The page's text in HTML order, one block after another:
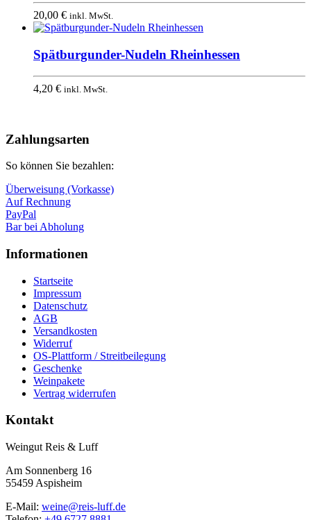
20,00 € inkl. MwSt.
Spätburgunder-Nudeln Rheinhessen
4,20 € inkl. MwSt.
oben
Zahlungsarten
So können Sie bezahlen:
Überweisung (Vorkasse)
Auf Rechnung
PayPal
Bar bei Abholung
Informationen
Startseite
Impressum
Datenschutz
AGB
Versandkosten
Widerruf
OS-Plattform / Streitbeilegung
Geschenke
Weinpakete
Vertrag widerrufen
Kontakt
Weingut Reis & Luff
Am Sonnenberg 16
55459 Aspisheim
E-Mail: weine@reis-luff.de